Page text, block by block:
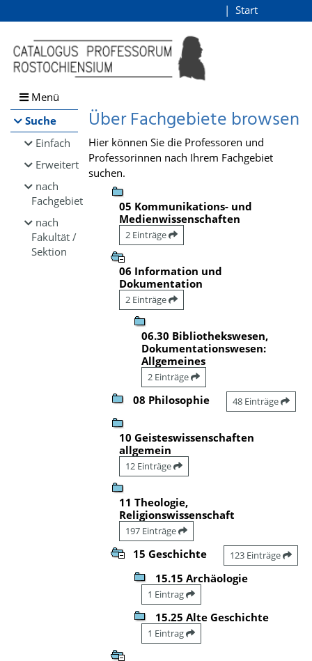
Browsen
direkt zum Inhalt
Start
Menü
Suche
Einfach
Erweitert
nach
Fachgebiet
nach
Fakultät /
Sektion
Über Fachgebiete browsen
Hier können Sie die Professoren und
Professorinnen nach Ihrem Fachgebiet
suchen.
05 Kommunikations- und
Medienwissenschaften
2 Einträge
06 Information und
Dokumentation
2 Einträge
06.30 Bibliothekswesen,
Dokumentationswesen:
Allgemeines
2 Einträge
08 Philosophie 48 Einträge
10 Geisteswissenschaften
allgemein
12 Einträge
11 Theologie,
Religionswissenschaft
197 Einträge
15 Geschichte 123 Einträge
15.15 Archäologie
1 Eintrag
15.25 Alte Geschichte
1 Eintrag